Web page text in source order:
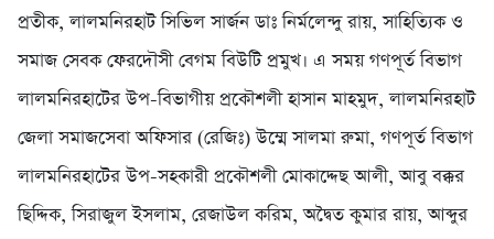
প্রতীক, লালমনিরহাট সিভিল সার্জন ডাঃ নির্মলেন্দু রায়, সাহিত্যিক ও
সমাজ সেবক ফেরদৌসী বেগম বিউটি প্রমুখ। এ সময় গণপূর্ত বিভাগ
লালমনিরহাটের উপ-বিভাগীয় প্রকৌশলী হাসান মাহমুদ, লালমনিরহাট
জেলা সমাজসেবা অফিসার (রেজিঃ) উম্মে সালমা রুমা, গণপূর্ত বিভাগ
লালমনিরহাটের উপ-সহকারী প্রকৌশলী মোকাদ্দেছ আলী, আবু বক্কর
ছিদ্দিক, সিরাজুল ইসলাম, রেজাউল করিম, অদ্বৈত কুমার রায়, আব্দুর